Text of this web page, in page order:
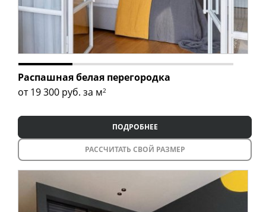
Распашная белая перегородка
от 19 300 руб. за м2
ПОДРОБНЕЕ
РАССЧИТАТЬ СВОЙ РАЗМЕР